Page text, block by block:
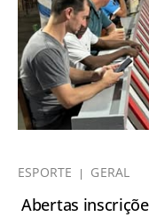
ESPORTE GERAL
Abertas